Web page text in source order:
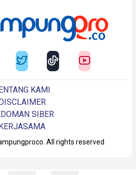
All rights reserved
KAMI
SIBER